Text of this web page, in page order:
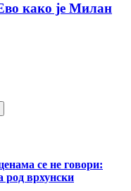
како је Милан
се не говори:
род врхунски